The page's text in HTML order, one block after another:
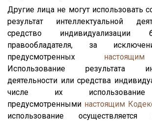
Другие лица не могут использовать
результат интеллектуальной
средство индивидуализации
правообладателя, за
предусмотренных
Использование результата
деятельности или средства
числе их использование
предусмотренными настоящим
использование